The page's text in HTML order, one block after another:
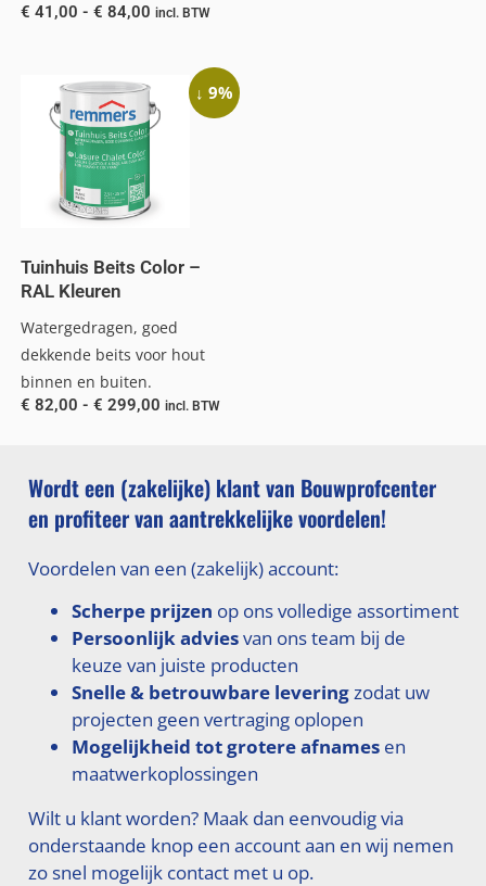
€ 41,00 - € 84,00 incl. BTW
↓ 9%
Tuinhuis Beits Color –
RAL Kleuren
Watergedragen, goed
dekkende beits voor hout
binnen en buiten.
€ 82,00 - € 299,00 incl. BTW
Wordt een (zakelijke) klant van Bouwprofcenter
en profiteer van aantrekkelijke voordelen!
Voordelen van een (zakelijk) account:
Scherpe prijzen op ons volledige assortiment
Persoonlijk adviesvan ons team bij de
keuze van juiste producten
Snelle & betrouwbare leveringzodat uw
projecten geen vertraging oplopen
Mogelijkheid tot grotere afnamesen
maatwerkoplossingen
Wilt u klant worden? Maak dan eenvoudig via
onderstaande knop een account aan en wij nemen
zo snel mogelijk contact met u op.